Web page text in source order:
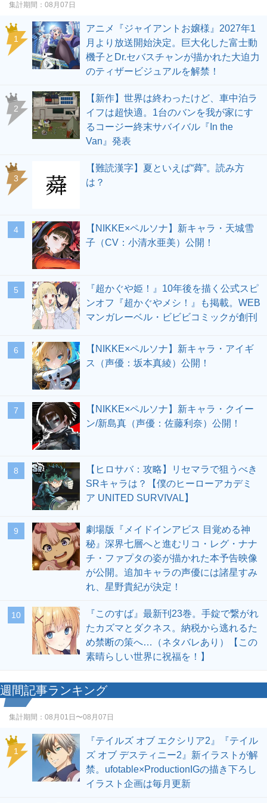
集計期間： 08月07日
1
アニメ『ジャイアントお嬢様』2027年1
月より放送開始決定。巨大化した富士動
機子とDr.セバスチャンが描かれた大迫力
のティザービジュアルを解禁！
2
【新作】世界は終わったけど、車中泊ラ
イフは超快適。1台のバンを我が家にす
るコージー終末サバイバル『In the
Van』発表
3
【難読漢字】夏といえば“蕣”。読み方
は？
4
【NIKKE×ペルソナ】新キャラ・天城雪
子（CV：小清水亜美）公開！
5
『超かぐや姫！』10年後を描く公式スピ
ンオフ『超かぐやメシ！』も掲載。WEB
マンガレーベル・ビビビコミックが創刊
6
【NIKKE×ペルソナ】新キャラ・アイギ
ス（声優：坂本真綾）公開！
7
【NIKKE×ペルソナ】新キャラ・クイー
ン/新島真（声優：佐藤利奈）公開！
8
【ヒロサバ：攻略】リセマラで狙うべき
SRキャラは？【僕のヒーローアカデミ
ア UNITED SURVIVAL】
9
劇場版『メイドインアビス 目覚める神
秘』深界七層へと進むリコ・レグ・ナナ
チ・ファプタの姿が描かれた本予告映像
が公開。追加キャラの声優には諸星すみ
れ、星野貴紀が決定！
10
『このすば』最新刊23巻。手錠で繋がれ
たカズマとダクネス。納税から逃れるた
め禁断の策へ…（ネタバレあり）【この
素晴らしい世界に祝福を！】
週間記事ランキング
集計期間： 08月01日〜08月07日
1
『テイルズ オブ エクシリア2』『テイル
ズ オブ デスティニー2』新イラストが解
禁。ufotable×ProductionIGの描き下ろし
イラスト企画は毎月更新